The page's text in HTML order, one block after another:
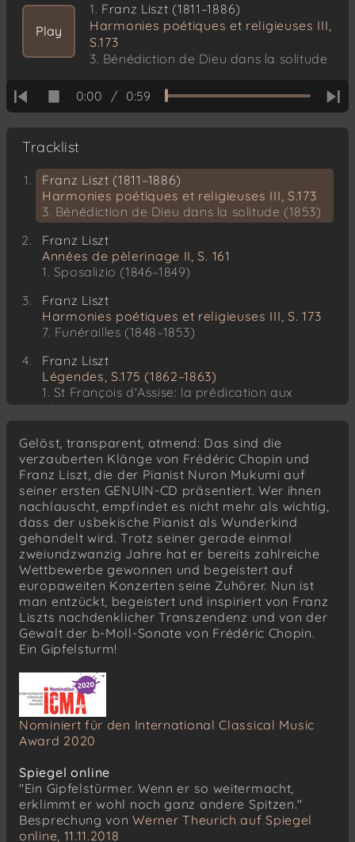
Play
1. Franz Liszt (1811–1886)
Harmonies poétiques et religieuses III,
S.173
3. Bénédiction de Dieu dans la solitude
0:00
/ 0:59
Tracklist
Franz Liszt (1811–1886)
Harmonies poétiques et religieuses III, S.173
3. Bénédiction de Dieu dans la solitude (1853)
Franz Liszt
Années de pèlerinage II, S. 161
1. Sposalizio (1846–1849)
Franz Liszt
Harmonies poétiques et religieuses III, S. 173
7. Funérailles (1848–1853)
Franz Liszt
Légendes, S.175 (1862–1863)
1. St François d'Assise: la prédication aux
oiseaux
Frédéric Chopin (1810–1849)
Piano Sonata No.2, Op.35 (1837–1839)
I. Grave. Doppio movemento
II. Scherzo
III. Marche funèbre: Lento
IV. Finale: Presto. Sotto voce e legato
Gelöst, transparent, atmend: Das sind die
verzauberten Klänge von Frédéric Chopin und
Franz Liszt, die der Pianist Nuron Mukumi auf
seiner ersten GENUIN-CD präsentiert. Wer ihnen
nachlauscht, empfindet es nicht mehr als wichtig,
dass der usbekische Pianist als Wunderkind
gehandelt wird. Trotz seiner gerade einmal
zweiundzwanzig Jahre hat er bereits zahlreiche
Wettbewerbe gewonnen und begeistert auf
europaweiten Konzerten seine Zuhörer. Nun ist
man entzückt, begeistert und inspiriert von Franz
Liszts nachdenklicher Transzendenz und von der
Gewalt der b-Moll-Sonate von Frédéric Chopin.
Ein Gipfelsturm!
Nominiert für den International Classical Music
Award 2020
Spiegel online
"Ein Gipfelstürmer. Wenn er so weitermacht,
erklimmt er wohl noch ganz andere Spitzen."
Besprechung vonWerner Theurich auf Spiegel
online, 11.11.2018